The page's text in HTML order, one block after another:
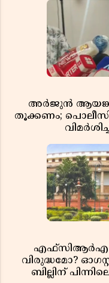
അർജുൻ
തൂക്കണം;
എഫ്സിആർഎ
വിരുദ്ധമോ?
ബില്ലിന്